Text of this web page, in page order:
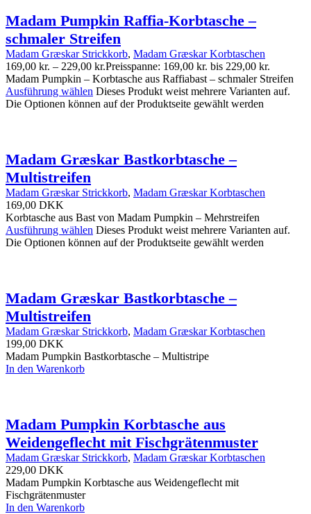
Madam Pumpkin Raffia-Korbtasche –
schmaler Streifen
Madam Græskar Strickkorb, Madam Græskar Korbtaschen
169,00 kr. – 229,00 kr.Preisspanne: 169,00 kr. bis 229,00 kr.
Madam Pumpkin – Korbtasche aus Raffiabast – schmaler Streifen
Ausführung wählen Dieses Produkt weist mehrere Varianten auf.
Die Optionen können auf der Produktseite gewählt werden
Madam Græskar Bastkorbtasche –
Multistreifen
Madam Græskar Strickkorb, Madam Græskar Korbtaschen
169,00 DKK
Korbtasche aus Bast von Madam Pumpkin – Mehrstreifen
Ausführung wählen Dieses Produkt weist mehrere Varianten auf.
Die Optionen können auf der Produktseite gewählt werden
Madam Græskar Bastkorbtasche –
Multistreifen
Madam Græskar Strickkorb, Madam Græskar Korbtaschen
199,00 DKK
Madam Pumpkin Bastkorbtasche – Multistripe
In den Warenkorb
Madam Pumpkin Korbtasche aus
Weidengeflecht mit Fischgrätenmuster
Madam Græskar Strickkorb, Madam Græskar Korbtaschen
229,00 DKK
Madam Pumpkin Korbtasche aus Weidengeflecht mit
Fischgrätenmuster
In den Warenkorb